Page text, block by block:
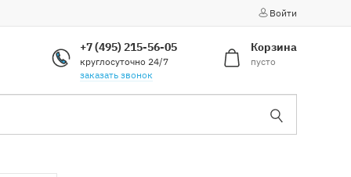
Войти
+7 (495) 215-56-05
круглосуточно 24/7
заказать звонок
Корзина
пусто